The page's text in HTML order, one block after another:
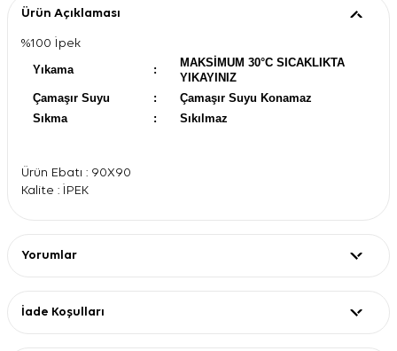
Ürün Açıklaması
%100 İpek
Yıkama
:
MAKSİMUM 30°C SICAKLIKTA
YIKAYINIZ
Çamaşır Suyu
:
Çamaşır Suyu Konamaz
Sıkma
: Sıkılmaz
Ürün Ebatı : 90X90
Kalite : İPEK
Yorumlar
İade Koşulları